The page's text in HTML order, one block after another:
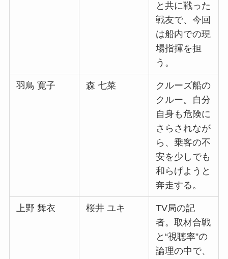
と共に戦った
戦友で、今回
は船内での現
場指揮を担
う。
羽鳥 寛子 森 七菜
クルーズ船の
クルー。自分
自身も危険に
さらされなが
ら、乗客の不
安を少しでも
和らげようと
奔走する。
上野 舞衣 桜井 ユキ
TV局の記
者。取材合戦
と“視聴率”の
論理の中で、